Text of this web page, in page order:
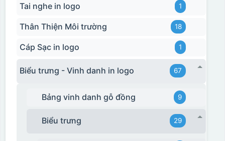
Tai nghe in logo 1
Thân Thiện Môi trường 18
Cáp Sạc in logo 1
Biểu trưng - Vinh danh in logo 67
Bảng vinh danh gỗ đồng 9
Biểu trưng 29